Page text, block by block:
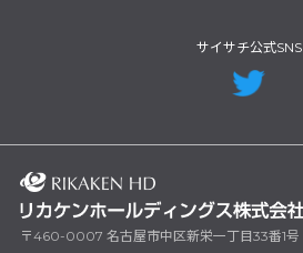
サイサチ公式SNS
〒460-0007 名古屋市中区新栄一丁目33番1号